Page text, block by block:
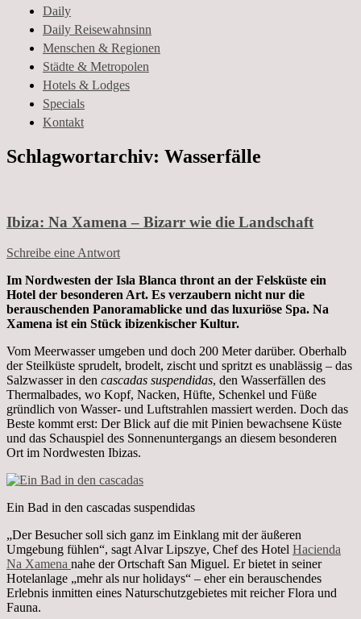
und Geschichten aus dem Leben
Daily
Daily Reisewahnsinn
Menschen & Regionen
Städte & Metropolen
Hotels & Lodges
Specials
Kontakt
Schlagwortarchiv: Wasserfälle
Ibiza: Na Xamena – Bizarr wie die Landschaft
Schreibe eine Antwort
Im Nordwesten der Isla Blanca thront an der Felsküste ein
Hotel der besonderen Art. Es verzaubern nicht nur die
berauschenden Panoramablicke und das luxuriöse Spa. Na
Xamena ist ein Stück ibizenkischer Kultur.
Vom Meerwasser umgeben und doch 200 Meter darüber. Oberhalb
der Steilküste sprudelt, brodelt, zischt und spritzt es unablässig – das
Salzwasser in den cascadas suspendidas, den Wasserfällen des
Thermalbades, wo Kopf, Nacken, Hüfte, Schenkel und Füße
gründlich von Wasser- und Luftstrahlen massiert werden. Doch das
Beste kommt erst: Der Blick auf die mit Pinien bewachsene Küste
und das Schauspiel des Sonnenuntergangs an diesem besonderen
Ort im Nordwesten Ibizas.
Ein Bad in den cascadas suspendidas
„Der Besucher soll sich ganz im Einklang mit der äußeren
Umgebung fühlen“, sagt Alvar Lipszye, Chef des Hotel Hacienda
Na Xamena nahe der Ortschaft San Miguel. Er bietet in seiner
Hotelanlage „mehr als nur holidays“ – eher ein berauschendes
Erlebnis inmitten eines Naturschutzgebietes mit reicher Flora und
Fauna.